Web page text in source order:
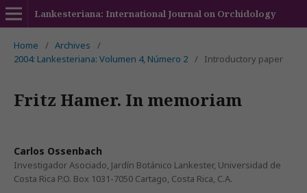
Lankesteriana: International Journal on Orchidology
Home / Archives
/
2004: Lankesteriana: Volumen 4, Número 2 / Introductory paper
Fritz Hamer. In memoriam
Carlos Ossenbach
Investigador Asociado, Jardín Botánico Lankester, Universidad de
Costa Rica P.O. Box 1031-7050 Cartago, Costa Rica, C.A.